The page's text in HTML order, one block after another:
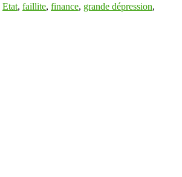
Etat, faillite, finance, grande dépression,